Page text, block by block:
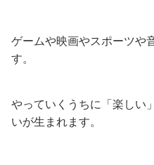
ゲームや映画やスポーツや
す。
やっていくうちに「楽しい
いが生まれます。